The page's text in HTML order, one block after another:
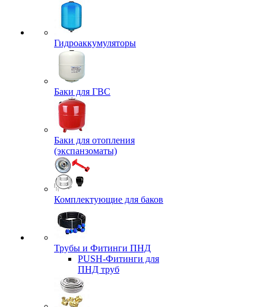
Гидроаккумуляторы
Баки для ГВС
Баки для отопления
(экспанзоматы)
Комплектующие для баков
Трубы и Фитинги ПНД
PUSH-Фитинги для
ПНД труб